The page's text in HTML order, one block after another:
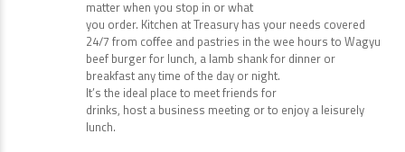
matter when you stop in or what
you order. Kitchen at Treasury has your needs covered
24/7 from coffee and pastries in the wee hours to Wagyu
beef burger for lunch, a lamb shank for dinner or
breakfast any time of the day or night.
It’s the ideal place to meet friends for
drinks, host a business meeting or to enjoy a leisurely
lunch.